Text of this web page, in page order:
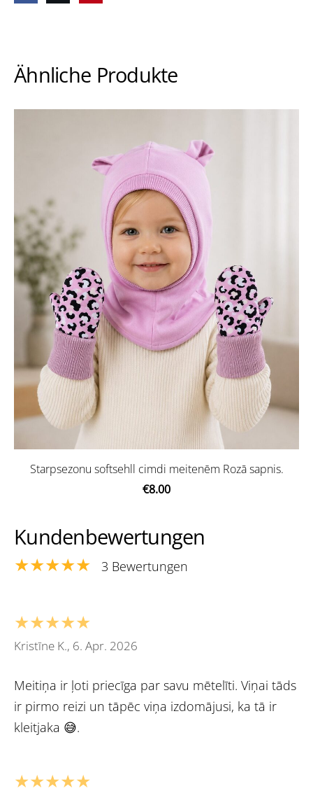
Ähnliche Produkte
Starpsezonu softsehll cimdi meitenēm Rozā sapnis.
€8.00
Kundenbewertungen
★★★★★ 3 Bewertungen
★★★★★
Kristīne K., 6. Apr. 2026
Meitiņa ir ļoti priecīga par savu mētelīti. Viņai tāds
ir pirmo reizi un tāpēc viņa izdomājusi, ka tā ir
kleitjaka 😅.
★★★★★